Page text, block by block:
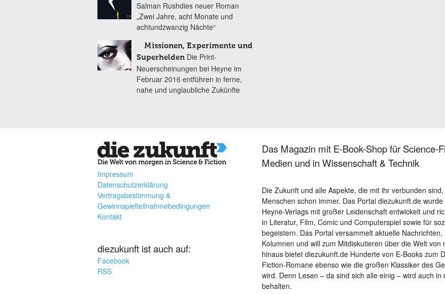
Salman Rushdies neuer Roman
„Zwei Jahre, acht Monate und
achtundzwanzig Nächte“
Missionen, Experimente und
Superhelden Die Print-
Neuerscheinungen bei Heyne im
Februar 2016 entführen in ferne,
nahe und unglaubliche Zukünfte
Impressum
Datenschutzerklärung
Vertragsbestimmung &
Gewinnspielteilnahmebedingungen
Kontakt
diezukunft ist auch auf:
Facebook
RSS
Das Magazin mit E-Book-Shop für Science-
Medien und in Wissenschaft & Technik
Die Zukunft und alle Aspekte, die mit ihr verbunden
Menschen schon immer. Das Portal diezukunft.de
Heyne-Verlags mit großer Leidenschaft entwickelt und
in Literatur, Film, Comic und Computerspiel sowie für
begeistern. Das Portal versammelt aktuelle
Kolumnen und will zum Mitdiskutieren über die Welt
hinaus bietet diezukunft.de Hunderte von E-Books zum
Fiction-Romane ebenso wie die großen Klassiker des
wird. Denn Lesen – da sind sich alle einig – wird auch
behalten.